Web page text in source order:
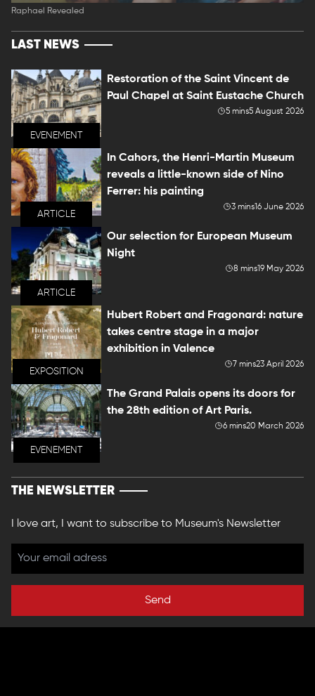
Raphael Revealed
LAST NEWS
EVENEMENT
Restoration of the Saint Vincent de
Paul Chapel at Saint Eustache Church
5 mins5 August 2026
ARTICLE
In Cahors, the Henri-Martin Museum
reveals a little-known side of Nino
Ferrer: his painting
3 mins16 June 2026
ARTICLE
Our selection for European Museum
Night
8 mins19 May 2026
EXPOSITION
Hubert Robert and Fragonard: nature
takes centre stage in a major
exhibition in Valence
7 mins23 April 2026
EVENEMENT
The Grand Palais opens its doors for
the 28th edition of Art Paris.
6 mins20 March 2026
THE NEWSLETTER
I love art, I want to subscribe to Museum's Newsletter
Send